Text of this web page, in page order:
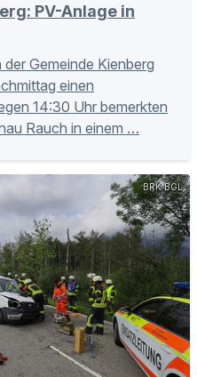
PV-Anlage in
Gemeinde Kienberg
einen
14:30 Uhr bemerkten
Rauch in einem …
BRK BGL